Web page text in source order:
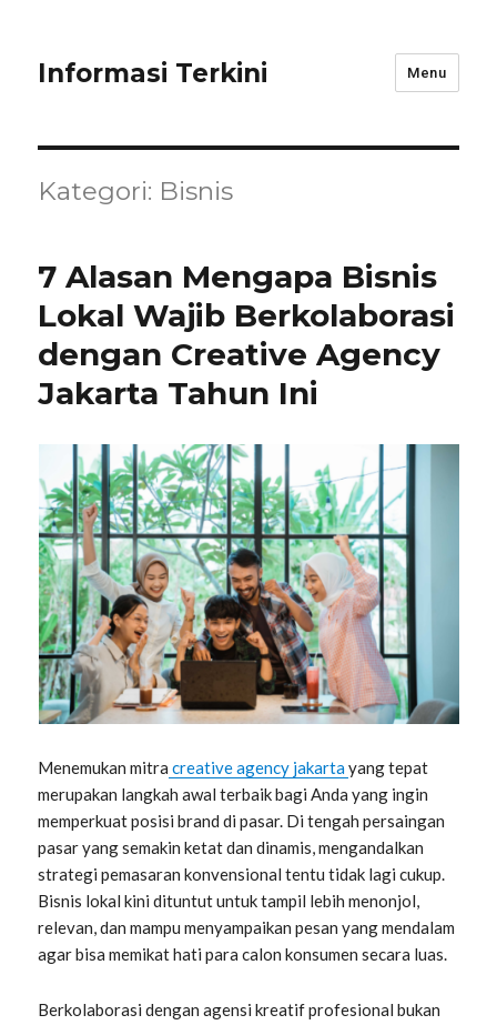
Informasi Terkini Menu
Kategori: Bisnis
7 Alasan Mengapa Bisnis
Lokal Wajib Berkolaborasi
dengan Creative Agency
Jakarta Tahun Ini
Menemukan mitra creative agency jakartayang tepat
merupakan langkah awal terbaik bagi Anda yang ingin
memperkuat posisi brand di pasar. Di tengah persaingan
pasar yang semakin ketat dan dinamis, mengandalkan
strategi pemasaran konvensional tentu tidak lagi cukup.
Bisnis lokal kini dituntut untuk tampil lebih menonjol,
relevan, dan mampu menyampaikan pesan yang mendalam
agar bisa memikat hati para calon konsumen secara luas.
Berkolaborasi dengan agensi kreatif profesional bukan